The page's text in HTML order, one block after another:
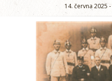
14. června 2025